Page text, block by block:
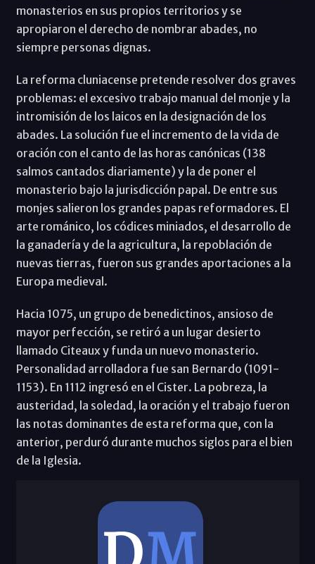
monasterios en sus propios territorios y se
apropiaron el derecho de nombrar abades, no
siempre personas dignas.
La reforma cluniacense pretende resolver dos graves
problemas: el excesivo trabajo manual del monje y la
intromisión de los laicos en la designación de los
abades. La solución fue el incremento de la vida de
oración con el canto de las horas canónicas (138
salmos cantados diariamente) y la de poner el
monasterio bajo la jurisdicción papal. De entre sus
monjes salieron los grandes papas reformadores. El
arte románico, los códices miniados, el desarrollo de
la ganadería y de la agricultura, la repoblación de
nuevas tierras, fueron sus grandes aportaciones a la
Europa medieval.
Hacia 1075, un grupo de benedictinos, ansioso de
mayor perfección, se retiró a un lugar desierto
llamado Citeaux y funda un nuevo monasterio.
Personalidad arrolladora fue san Bernardo (1091-
1153). En 1112 ingresó en el Cister. La pobreza, la
austeridad, la soledad, la oración y el trabajo fueron
las notas dominantes de esta reforma que, con la
anterior, perduró durante muchos siglos para el bien
de la Iglesia.